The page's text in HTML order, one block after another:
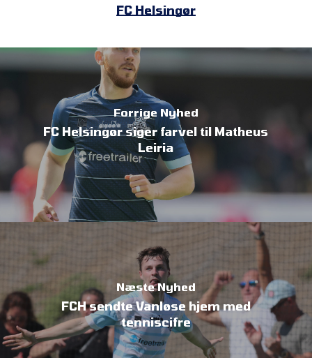
FC Helsingør
Forrige Nyhed
FC Helsingør siger farvel til Matheus
Leiria
Næste Nyhed
FCH sendte Vanløse hjem med
tenniscifre